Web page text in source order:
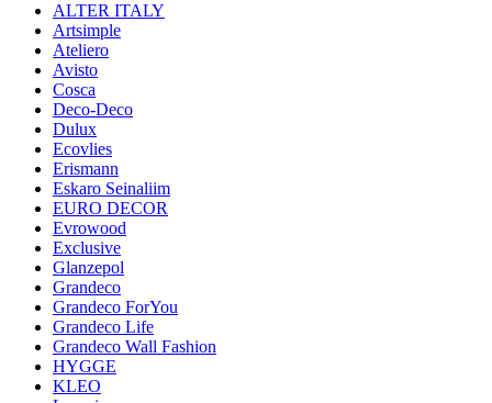
ALTER ITALY
Artsimple
Ateliero
Avisto
Cosca
Deco-Deco
Dulux
Ecovlies
Erismann
Eskaro Seinaliim
EURO DECOR
Evrowood
Exclusive
Glanzepol
Grandeco
Grandeco ForYou
Grandeco Life
Grandeco Wall Fashion
HYGGE
KLEO